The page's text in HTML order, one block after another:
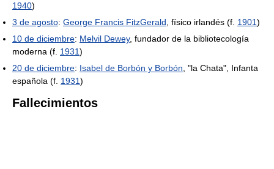
1940)
3 de agosto: George Francis FitzGerald, físico irlandés (f. 1901)
10 de diciembre: Melvil Dewey, fundador de la bibliotecología
moderna (f. 1931)
20 de diciembre: Isabel de Borbón y Borbón, "la Chata", Infanta
española (f. 1931)
Fallecimientos